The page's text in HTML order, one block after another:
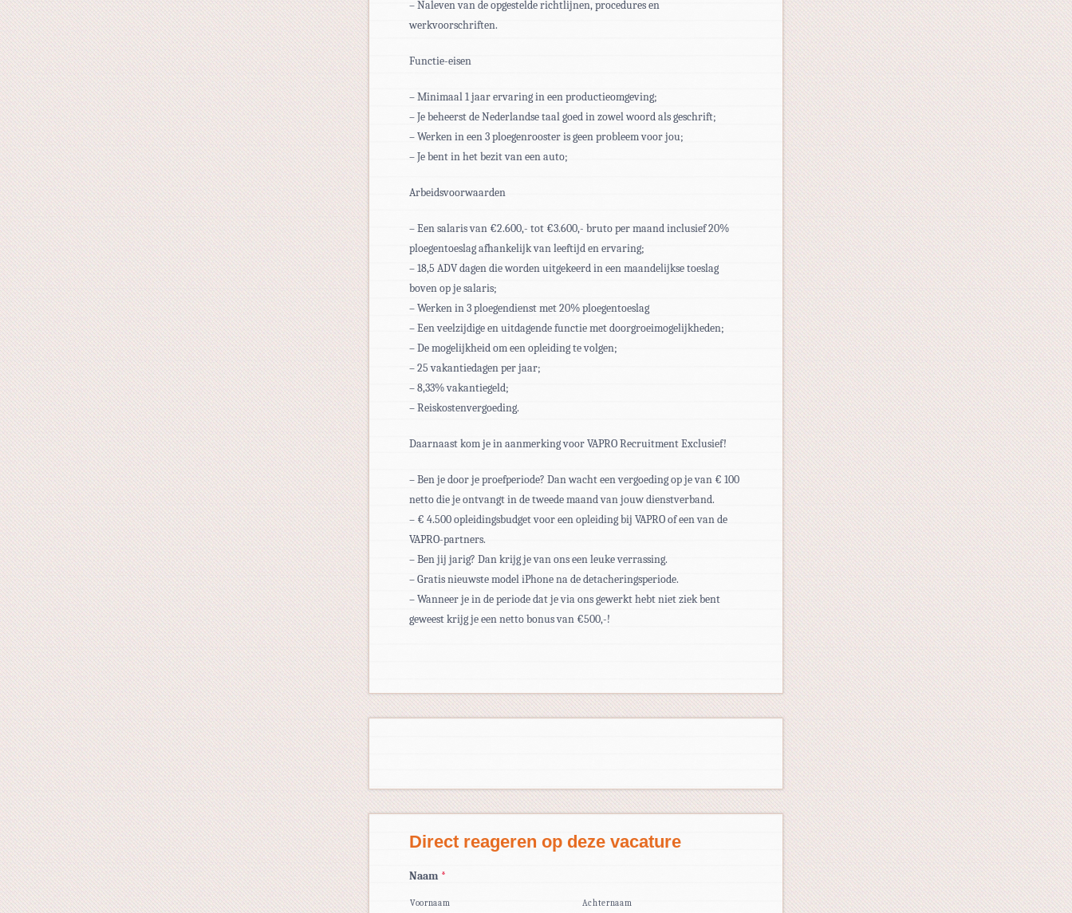
– Naleven van de opgestelde richtlijnen, procedures en
werkvoorschriften.
Functie-eisen
– Minimaal 1 jaar ervaring in een productieomgeving;
– Je beheerst de Nederlandse taal goed in zowel woord als geschrift;
– Werken in een 3 ploegenrooster is geen probleem voor jou;
– Je bent in het bezit van een auto;
Arbeidsvoorwaarden
– Een salaris van €2.600,- tot €3.600,- bruto per maand inclusief 20%
ploegentoeslag afhankelijk van leeftijd en ervaring;
– 18,5 ADV dagen die worden uitgekeerd in een maandelijkse toeslag
boven op je salaris;
– Werken in 3 ploegendienst met 20% ploegentoeslag
– Een veelzijdige en uitdagende functie met doorgroeimogelijkheden;
– De mogelijkheid om een opleiding te volgen;
– 25 vakantiedagen per jaar;
– 8,33% vakantiegeld;
– Reiskostenvergoeding.
Daarnaast kom je in aanmerking voor VAPRO Recruitment Exclusief!
– Ben je door je proefperiode? Dan wacht een vergoeding op je van € 100
netto die je ontvangt in de tweede maand van jouw dienstverband.
– € 4.500 opleidingsbudget voor een opleiding bij VAPRO of een van de
VAPRO-partners.
– Ben jij jarig? Dan krijg je van ons een leuke verrassing.
– Gratis nieuwste model iPhone na de detacheringsperiode.
– Wanneer je in de periode dat je via ons gewerkt hebt niet ziek bent
geweest krijg je een netto bonus van €500,-!
Direct reageren op deze vacature
Naam *
Voornaam Achternaam